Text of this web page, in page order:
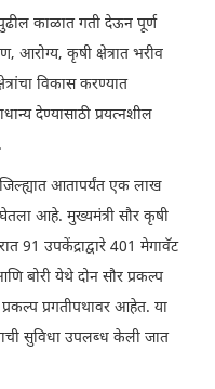
पुढील काळात गती देऊन पूर्ण
आरोग्य, कृषी क्षेत्रात भरीव
विकास करण्यात
देण्यासाठी प्रयत्नशील
आतापर्यंत एक लाख
आहे. मुख्यमंत्री सौर कृषी
91 उपकेंद्राद्वारे 401 मेगावॅट
बोरी येथे दोन सौर प्रकल्प
प्रगतीपथावर आहेत. या
सुविधा उपलब्ध केली जात